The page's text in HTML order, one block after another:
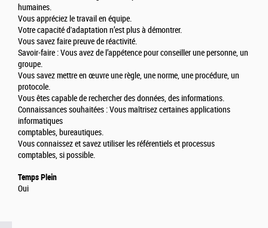
humaines.
Vous appréciez le travail en équipe.
Votre capacité d'adaptation n’est plus à démontrer.
Vous savez faire preuve de réactivité.
Savoir-faire : Vous avez de l’appétence pour conseiller une personne, un
groupe.
Vous savez mettre en œuvre une règle, une norme, une procédure, un
protocole.
Vous êtes capable de rechercher des données, des informations.
Connaissances souhaitées : Vous maîtrisez certaines applications
informatiques
comptables, bureautiques.
Vous connaissez et savez utiliser les référentiels et processus
comptables, si possible.
Temps Plein
Oui